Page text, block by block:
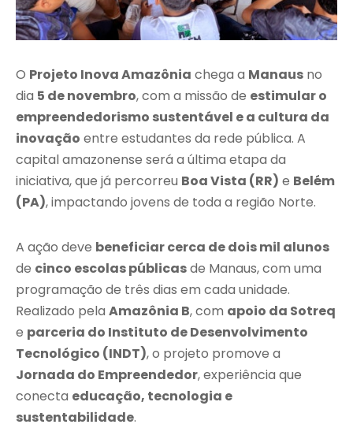
O Projeto Inova Amazônia chega a Manaus no
dia 5 de novembro, com a missão de estimular o
empreendedorismo sustentável e a cultura da
inovação entre estudantes da rede pública. A
capital amazonense será a última etapa da
iniciativa, que já percorreu Boa Vista (RR) e Belém
(PA), impactando jovens de toda a região Norte.
A ação deve beneficiar cerca de dois mil alunos
de cinco escolas públicasde Manaus, com uma
programação de três dias em cada unidade.
Realizado pela Amazônia B, com apoio da Sotreq
e parceria do Instituto de Desenvolvimento
Tecnológico (INDT), o projeto promove a
Jornada do Empreendedor, experiência que
conecta educação, tecnologia e
sustentabilidade.